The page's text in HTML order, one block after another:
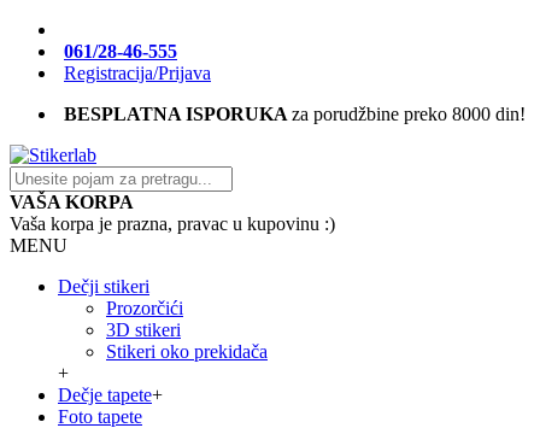
061/28-46-555
Registracija/Prijava
BESPLATNA ISPORUKA za porudžbine preko 8000 din!
VAŠA KORPA
Vaša korpa je prazna, pravac u kupovinu :)
MENU
Dečji stikeri
Prozorčići
3D stikeri
Stikeri oko prekidača
+
Dečje tapete+
Foto tapete